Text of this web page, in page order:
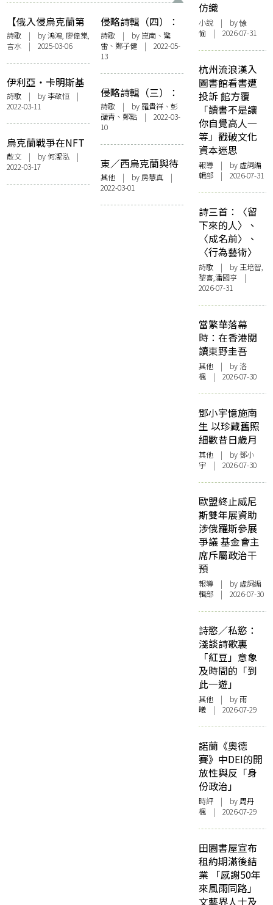
【俄入侵烏克蘭第
三年詩輯】擋住寒
風與子彈，遠處同
胞的叫聲
詩歌 | by 鴻鴻, 廖偉棠,
言水 | 2025-03-06
侵略詩輯（四）：
島是山鳥是山烏更
是山
詩歌| by 崑南、驚
雷、鄭子健 | 2022-05-
13
伊利亞・卡明斯基
譯詩三首：〈我們
在戰爭中幸福地生
活〉、〈問題〉、
〈作者的祈禱〉
詩歌 | by 李敬恒 |
2022-03-11
侵略詩輯（三）：
血流激盪整夜，堅
信還有下一個黎明
詩歌| by 羅貴祥、彭
礪青、鄭點 | 2022-03-
10
烏克蘭戰爭在NFT
與crypto世界
散文 | by 何潔泓 |
2022-03-17
東／西烏克蘭與待
讀書
其他| by 房慧真 |
2022-03-01
仿織
小說 | by 悇
愉 | 2026-07-31
杭州流浪漢入
圖書館看書遭
投訴 館方覆
「讀書不是讓
你自覺高人一
等」戳破文化
資本迷思
報導 | by 虛詞編
輯部 | 2026-07-31
詩三首：〈留
下來的人〉、
〈成名前〉、
〈行為藝術〉
詩歌 | by 王培智,
黎喜,潘國亨 |
2026-07-31
當繁華落幕
時：在香港閱
讀東野圭吾
其他 | by洛
楓 | 2026-07-30
鄧小宇憶施南
生 以珍藏舊照
細數昔日歲月
其他 | by 鄧小
宇 | 2026-07-30
歐盟終止威尼
斯雙年展資助
涉俄羅斯參展
爭議 基金會主
席斥屬政治干
預
報導 | by 虛詞編
輯部 | 2026-07-30
詩慾／私慾：
淺談詩歌裏
「紅豆」意象
及時間的「到
此一遊」
其他 | by 雨
曦 | 2026-07-29
諾蘭《奧德
賽》中DEI的開
放性與反「身
份政治」
時評 | by周丹
楓 | 2026-07-29
田園書屋宣布
租約期滿後結
業 「感謝50年
來風雨同路」
文藝界人士及